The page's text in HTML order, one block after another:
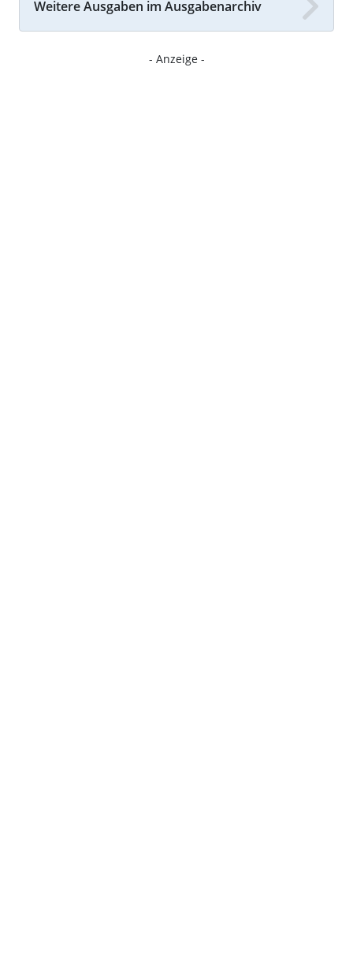
Weitere Ausgaben im Ausgabenarchiv
- Anzeige -